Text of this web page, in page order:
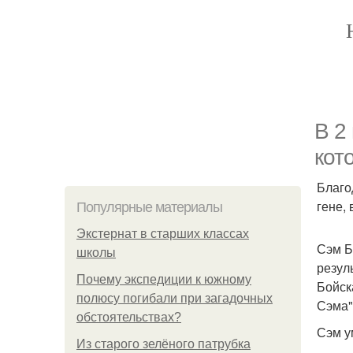
В 2
Популярные материалы
Экстернат в старших классах
школы
Почему экспедиции к южному
полюсу погибали при загадочных
обстоятельствах?
Из старого зелёного патрубка
Сэм
Сэм